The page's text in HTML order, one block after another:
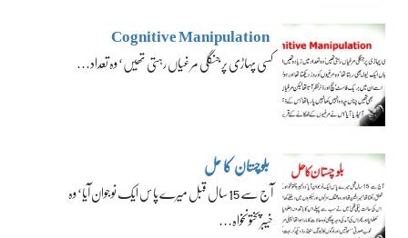
Cognitive Manipulation
کسی پہاڑی پر جنگلی مرغیاں رہتی تھیں‘ وہ تعداد…
بلوچستان کا حل
آج سے 15 سال قبل میرے پاس ایک نوجوان آیا‘ وہ
خیبرپختونخواہ…